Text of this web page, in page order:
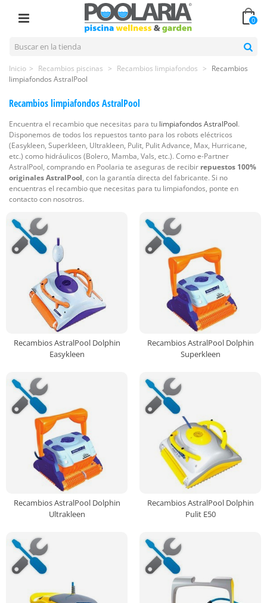
0
Inicio > Recambios piscinas > Recambios limpiafondos > Recambios
limpiafondos AstralPool
Recambios limpiafondos AstralPool
Encuentra el recambio que necesitas para tu limpiafondos AstralPool.
Disponemos de todos los repuestos tanto para los robots eléctricos
(Easykleen, Superkleen, Ultrakleen, Pulit, Pulit Advance, Max, Hurricane,
etc.) como hidráulicos (Bolero, Mamba, Vals, etc.). Como e-Partner
AstralPool, comprando en Poolaria te aseguras de recibir repuestos 100%
originales AstralPool, con la garantía directa del fabricante. Si no
encuentras el recambio que necesitas para tu limpiafondos, ponte en
contacto con nosotros.
Recambios AstralPool Dolphin
Easykleen
Recambios AstralPool Dolphin
Superkleen
Recambios AstralPool Dolphin
Ultrakleen
Recambios AstralPool Dolphin
Pulit E50